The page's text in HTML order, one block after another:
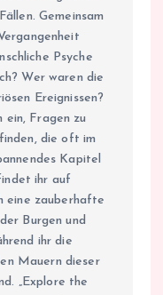
Gemeinsam
Psyche
Wer waren die
Ereignissen?
ein, Fragen zu
die oft im
Kapitel
ihr auf
eine zauberhafte
Burgen und
ihr die
Mauern dieser
„Explore the